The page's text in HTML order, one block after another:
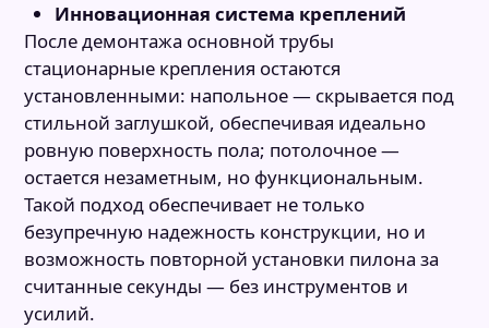
Инновационная система креплений
После демонтажа основной трубы
стационарные крепления остаются
установленными: напольное — скрывается под
стильной заглушкой, обеспечивая идеально
ровную поверхность пола; потолочное —
остается незаметным, но функциональным.
Такой подход обеспечивает не только
безупречную надежность конструкции, но и
возможность повторной установки пилона за
считанные секунды — без инструментов и
усилий.